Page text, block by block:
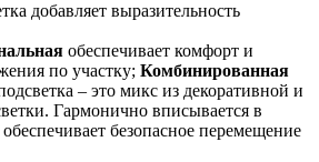
добавляет выразительность
обеспечивает комфорт и
по участку; Комбинированная
– это микс из декоративной и
Гармонично вписывается в
безопасное перемещение